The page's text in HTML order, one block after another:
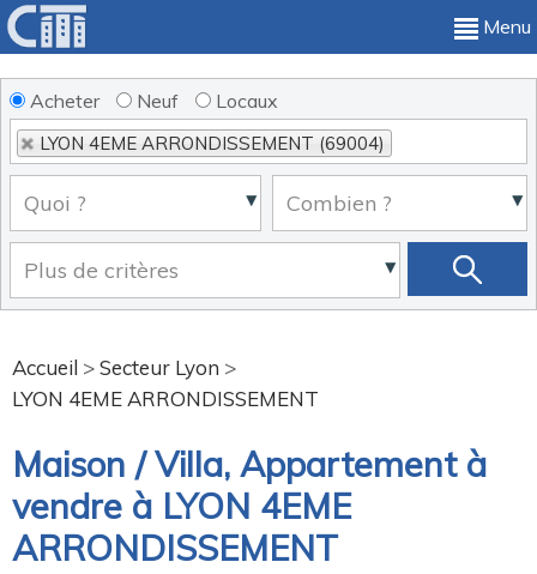
Menu
Acheter Neuf Locaux
LYON 4EME ARRONDISSEMENT (69004)
Accueil >Secteur Lyon >
LYON 4EME ARRONDISSEMENT
Maison / Villa, Appartement à
vendre à LYON 4EME
ARRONDISSEMENT